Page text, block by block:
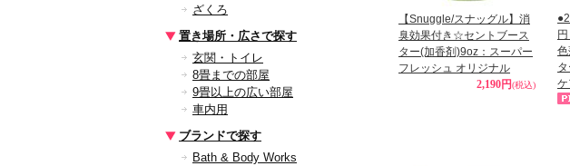
ざくろ
置き場所・広さで探す
玄関・トイレ
8畳までの部屋
9畳以上の広い部屋
車内用
ブランドで探す
Bath & Body Works
【Snuggle/スナッグル】消
臭効果付き☆セントブース
ター(加香剤)9oz：スーパー
フレッシュ オリジナル
2,190円(税込)
ケ